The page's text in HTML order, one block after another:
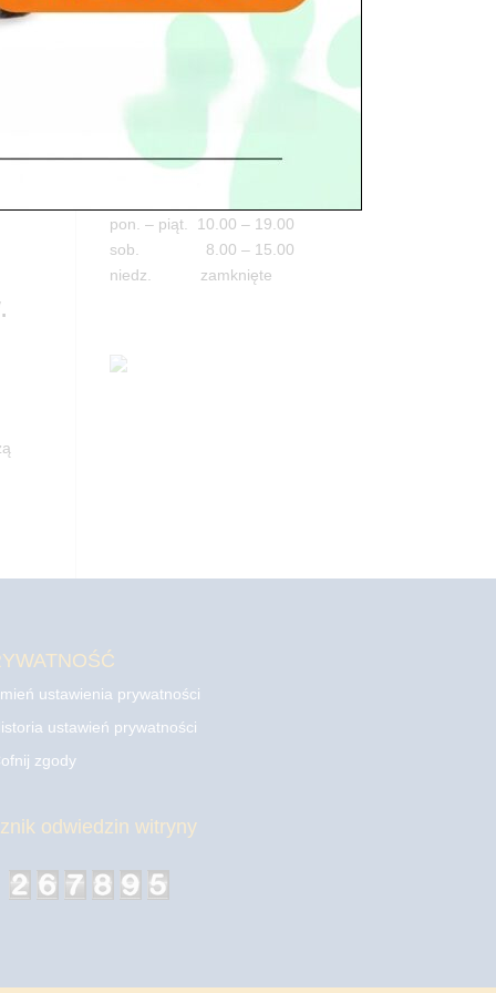
tel. 503 900 215
pon. – piąt. 10.00 – 19.00
sob. 8.00 – 15.00
niedz. zamknięte
ustawienia prywatności
ustawień prywatności
zgody
odwiedzin witryny